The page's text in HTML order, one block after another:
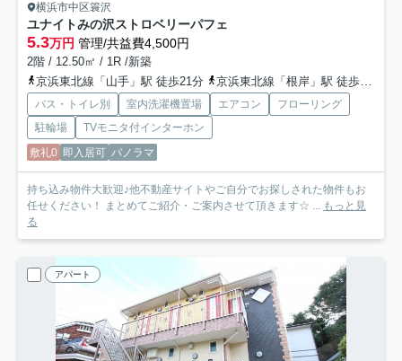
横浜市中区簑沢
ユナイトみの沢ストロベリーパフェ
5.3万円 管理/共益費4,500円
2階 / 12.50㎡ / 1R /新築
京浜東北線「山手」駅 徒歩21分
京浜東北線「根岸」駅 徒歩16分
バス・トイレ別 室内洗濯機置場 エアコン
フローリング
駐輪場
TVモニタ付インターホン
敷礼0 即入居可 パノラマ
持ち込み物件大歓迎♪他不動産サイトやご自分でお探しされた物件もお
任せください！ まとめてご紹介・ご案内させて頂きます☆ ... もっと見
る
アパート